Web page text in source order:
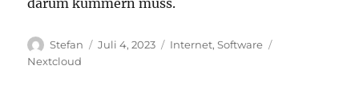
darum kümmern muss.
Autor
Stefan
Veröffentlicht
Juli 4, 2023 Kategorien
Internet,Software
Nextcloud